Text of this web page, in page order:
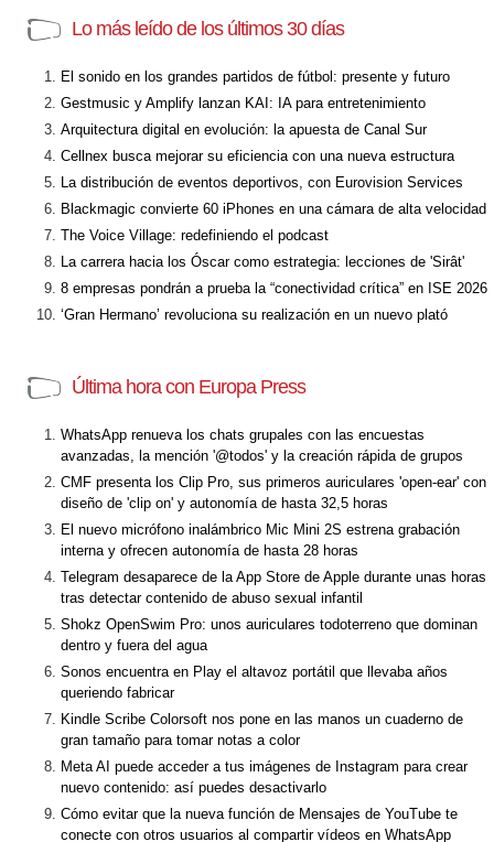
Lo más leído de los últimos 30 días
El sonido en los grandes partidos de fútbol: presente y futuro
Gestmusic y Amplify lanzan KAI: IA para entretenimiento
Arquitectura digital en evolución: la apuesta de Canal Sur
Cellnex busca mejorar su eficiencia con una nueva estructura
La distribución de eventos deportivos, con Eurovision Services
Blackmagic convierte 60 iPhones en una cámara de alta velocidad
The Voice Village: redefiniendo el podcast
La carrera hacia los Óscar como estrategia: lecciones de 'Sirât'
8 empresas pondrán a prueba la “conectividad crítica” en ISE 2026
‘Gran Hermano’ revoluciona su realización en un nuevo plató
Última hora con Europa Press
WhatsApp renueva los chats grupales con las encuestas
avanzadas, la mención '@todos' y la creación rápida de grupos
CMF presenta los Clip Pro, sus primeros auriculares 'open-ear' con
diseño de 'clip on' y autonomía de hasta 32,5 horas
El nuevo micrófono inalámbrico Mic Mini 2S estrena grabación
interna y ofrecen autonomía de hasta 28 horas
Telegram desaparece de la App Store de Apple durante unas horas
tras detectar contenido de abuso sexual infantil
Shokz OpenSwim Pro: unos auriculares todoterreno que dominan
dentro y fuera del agua
Sonos encuentra en Play el altavoz portátil que llevaba años
queriendo fabricar
Kindle Scribe Colorsoft nos pone en las manos un cuaderno de
gran tamaño para tomar notas a color
Meta AI puede acceder a tus imágenes de Instagram para crear
nuevo contenido: así puedes desactivarlo
Cómo evitar que la nueva función de Mensajes de YouTube te
conecte con otros usuarios al compartir vídeos en WhatsApp